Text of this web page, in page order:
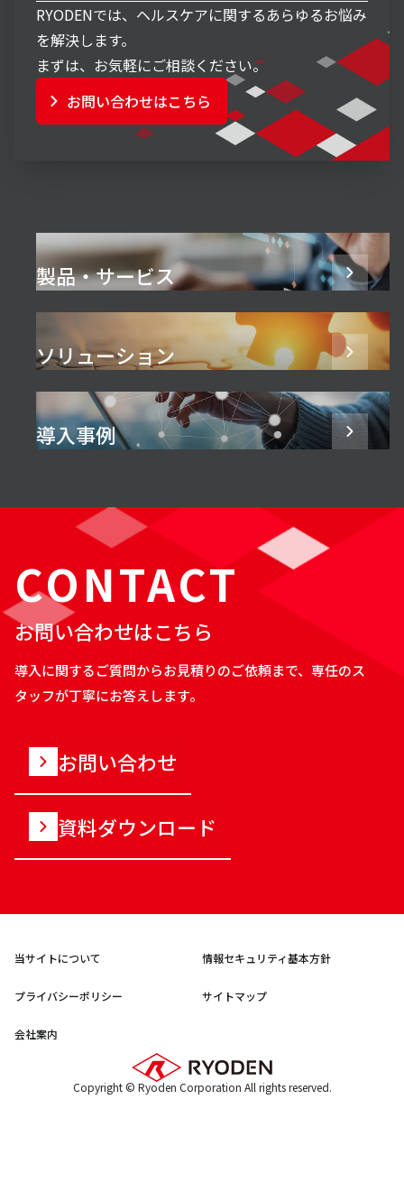
RYODENでは、ヘルスケアに関するあらゆるお悩み
を解決します。
まずは、お気軽にご相談ください。
お問い合わせはこちら
製品・サービス
ソリューション
導入事例
CONTACT
お問い合わせはこちら
導入に関するご質問からお見積りのご依頼まで、専任のス
タッフが丁寧にお答えします。
お問い合わせ
資料ダウンロード
当サイトについて 情報セキュリティ基本方針
プライバシーポリシー サイトマップ
会社案内
Copyright © Ryoden Corporation All rights reserved.